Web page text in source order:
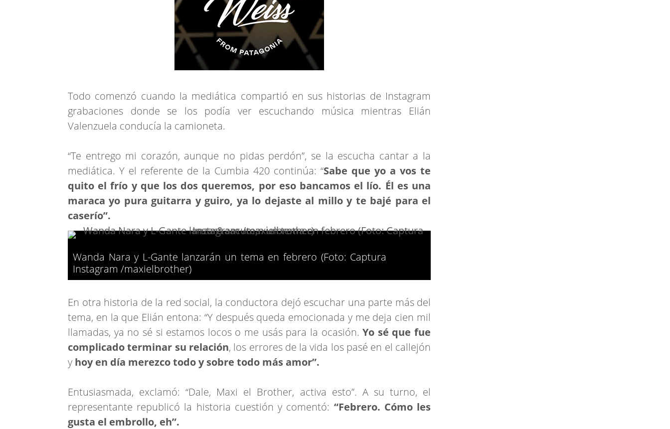
Todo comenzó cuando la mediática compartió en sus historias de Instagram
grabaciones donde se los podía ver escuchando música mientras Elián
Valenzuela conducía la camioneta.
“Te entrego mi corazón, aunque no pidas perdón”, se la escucha cantar a la
mediática. Y el referente de la Cumbia 420 continúa: “Sabe que yo a vos te
quito el frío y que los dos queremos, por eso bancamos el lío. Él es una
maraca yo pura guitarra y guiro, ya lo dejaste al millo y te bajé para el
caserío”.
Wanda Nara y L-Gante lanzarán un tema en febrero (Foto: Captura
Instagram /maxielbrother)
En otra historia de la red social, la conductora dejó escuchar una parte más del
tema, en la que Elián entona: “Y después queda emocionada y me deja cien mil
llamadas, ya no sé si estamos locos o me usás para la ocasión.Yo sé que fue
complicado terminar su relación, los errores de la vida los pasé en el callejón
y hoy en día merezco todo y sobre todo más amor”.
Entusiasmada, exclamó: “Dale, Maxi el Brother, activa esto”. A su turno, el
representante republicó la historia cuestión y comentó: “Febrero. Cómo les
gusta el embrollo, eh”.